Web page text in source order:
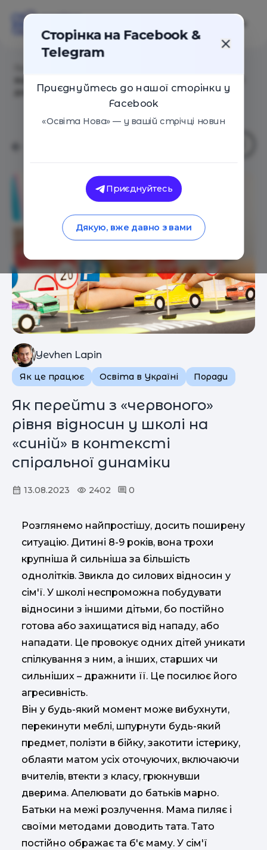
динаміки
Yevhen Lapin
Як це працює Освіта в Україні Поради
Як перейти з «червоного»
рівня відносин у школі на
«синій» в контексті
спіральної динаміки
13.08.2023 2402 0
Розглянемо найпростішу, досить поширену
ситуацію. Дитині 8-9 років, вона трохи
крупніша й сильніша за більшість
однолітків. Звикла до силових відносин у
сім'ї. У школі неспроможна побудувати
відносини з іншими дітьми, бо постійно
готова або захищатися від нападу, або
нападати. Це провокує одних дітей уникати
спілкування з ним, а інших, старших чи
сильніших – дражнити її. Це посилює його
агресивність.
Він у будь-який момент може вибухнути,
перекинути меблі, шпурнути будь-який
предмет, полізти в бійку, закотити істерику,
облаяти матом усіх оточуючих, включаючи
вчителів, втекти з класу, грюкнувши
дверима. Апелювати до батьків марно.
Батьки на межі розлучення. Мама пиляє і
своїми методами доводить тата. Тато
постійно ображає та б'є маму. У сім'ї
Сторінка на Facebook &
Telegram
Приєднуйтесь до нашої сторінки у
Facebook
«Освіта Нова» — у вашій стрічці новин
Приєднуйтесь
Дякую, вже давно з вами